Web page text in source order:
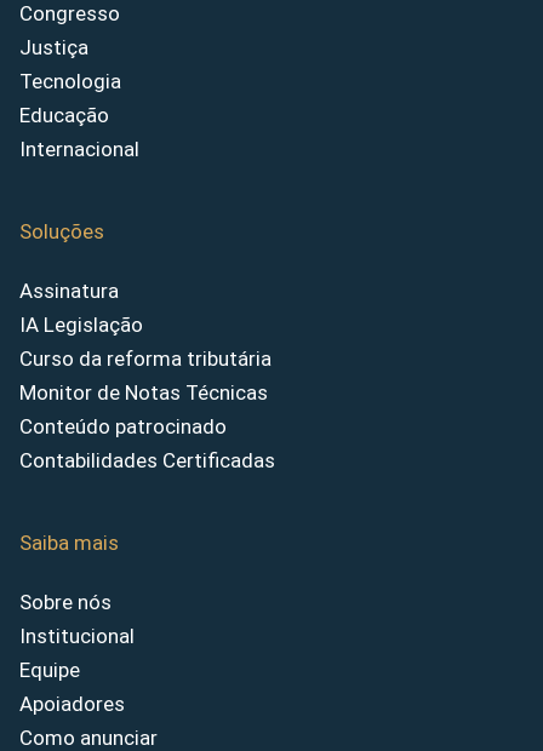
Congresso
Justiça
Tecnologia
Educação
Internacional
Soluções
Assinatura
IA Legislação
Curso da reforma tributária
Monitor de Notas Técnicas
Conteúdo patrocinado
Contabilidades Certificadas
Saiba mais
Sobre nós
Institucional
Equipe
Apoiadores
Como anunciar